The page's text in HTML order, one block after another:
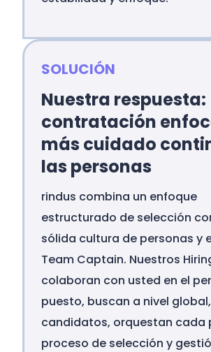
SOLUCIÓN
Nuestra respuesta:
contratación
más cuidado
las personas
rindus combina un enfoque
estructurado de selección
sólida cultura de personas y
Team Captain. Nuestros
colaboran con usted en el
puesto, buscan a nivel
candidatos, orquestan cada
proceso de selección y